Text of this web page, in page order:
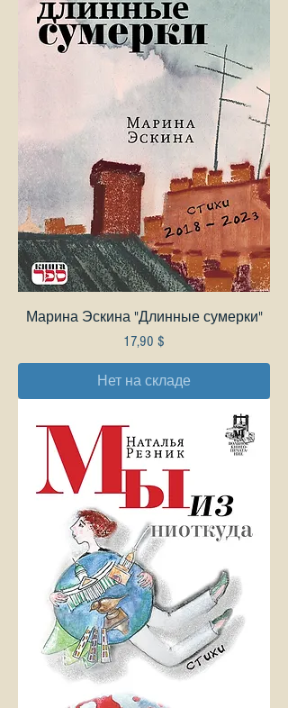
Марина Эскина "Длинные сумерки"
Цена
17,90 $
Нет на складе